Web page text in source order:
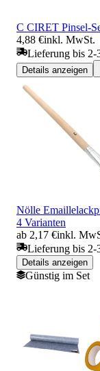
C CIRET Pinsel-
4,88 €inkl. MwSt.
Lieferung bis 2-
Details anzeigen
Nölle
4 Varianten
ab 2,17 €inkl.
Lieferung bis 2-
Details anzeigen
Günstig im Set